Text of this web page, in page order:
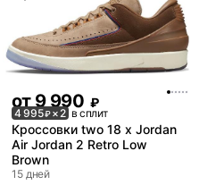
от9 990 ₽
4 995₽× 2 в сплит
Кроссовки two 18 x Jordan
Air Jordan 2 Retro Low
Brown
15 дней